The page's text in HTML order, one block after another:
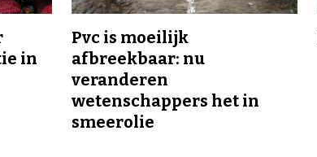
in
Pvc is moeilijk
afbreekbaar: nu
veranderen
wetenschappers het in
smeerolie